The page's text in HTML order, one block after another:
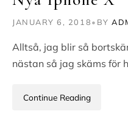
JANUARY 6, 2018• BY
Alltså, jag blir så
nästan så jag skäms för
Continue Reading